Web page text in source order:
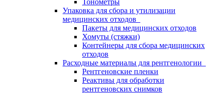
Тонометры
Упаковка для сбора и утилизации
медицинских отходов
Пакеты для медицинских отходов
Хомуты (стяжки)
Контейнеры для сбора медицинских
отходов
Расходные материалы для рентгенологии
Рентгеновские пленки
Реактивы для обработки
рентгеновских снимков